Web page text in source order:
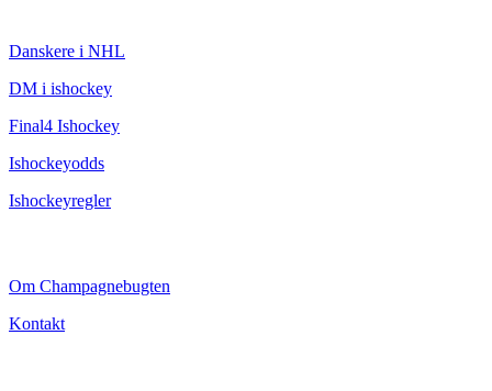
Danskere i NHL
DM i ishockey
Final4 Ishockey
Ishockeyodds
Ishockeyregler
Om Champagnebugten
Kontakt